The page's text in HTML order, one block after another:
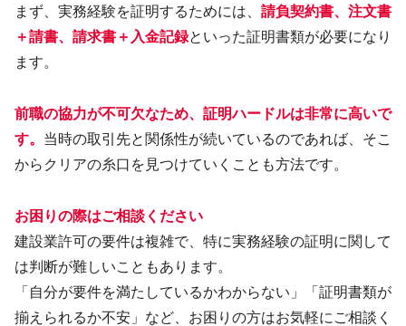
まず、実務経験を証明するためには、 請負契約書、注文書
＋請書、請求書＋入金記録といった証明書類が必要になり
ます。
前職の協力が不可欠なため、証明ハードルは非常に高いで
す。 当時の取引先と関係性が続いているのであれば、そこ
からクリアの糸口を見つけていくことも方法です。
お困りの際はご相談ください
建設業許可の要件は複雑で、特に実務経験の証明に関して
は判断が難しいこともあります。
「自分が要件を満たしているかわからない」「証明書類が
揃えられるか不安」など、お困りの方はお気軽にご相談く